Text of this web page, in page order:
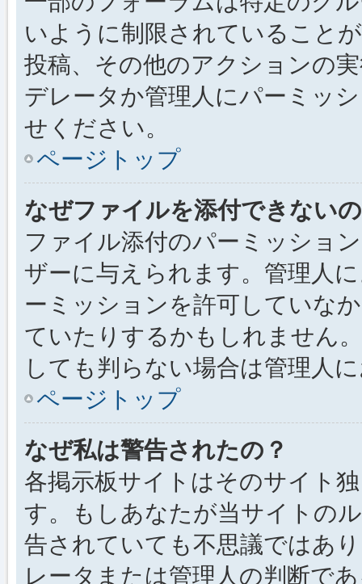
いように制限されていること
投稿、その他のアクションの
デレータか管理人にパーミッ
せください。
ページトップ
なぜファイルを添付できない
ファイル添付のパーミッショ
ザーに与えられます。管理人
ーミッションを許可していな
ていたりするかもしれません
しても判らない場合は管理人
ページトップ
なぜ私は警告されたの？
各掲示板サイトはそのサイト
す。もしあなたが当サイトの
告されていても不思議ではあ
レータまたは管理人の判断で